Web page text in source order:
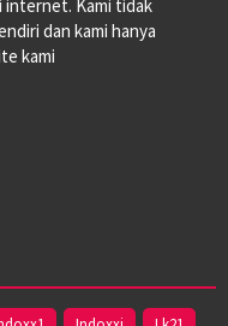
internet. Kami tidak
dan kami hanya
kami